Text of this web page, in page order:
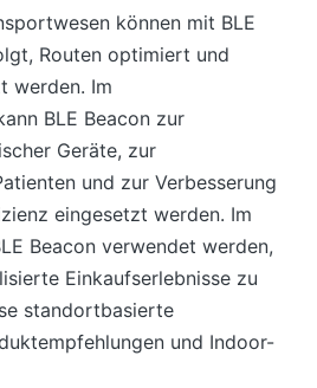
können mit BLE
Routen optimiert und
werden. Im
BLE Beacon zur
Geräte, zur
und zur Verbesserung
eingesetzt werden. Im
Beacon verwendet werden,
Einkaufserlebnisse zu
standortbasierte
und Indoor-